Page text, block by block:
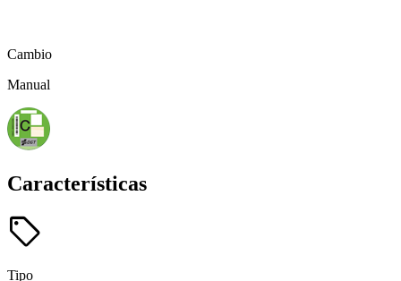
Cambio
Manual
Características
sell
Tipo